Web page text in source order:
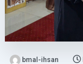
bmal-ihsan